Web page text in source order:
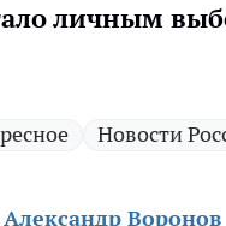
личным
Новости
Александр Воронов